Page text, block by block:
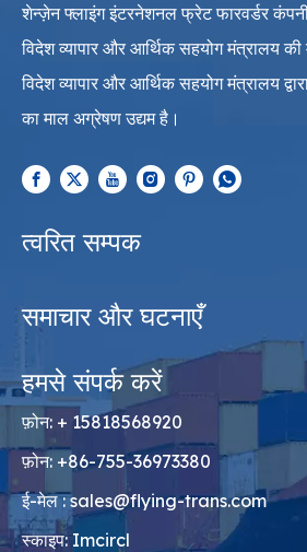
शेन्ज़ेन फ्लाइंग इंटरनेशनल फ्रेट फारवर्डर
विदेश व्यापार और आर्थिक सहयोग मंत्रालय
विदेश व्यापार और आर्थिक सहयोग मंत्रालय
का माल अग्रेषण उद्यम है।
त्वरित सम्पक
समाचार और घटनाएँ
हमसे संपर्क करें
फ़ोन: + 15818568920
फ़ोन: +86-755-36973380
ई-मेल :sales@flying-trans.com
स्काइप: Imcircl